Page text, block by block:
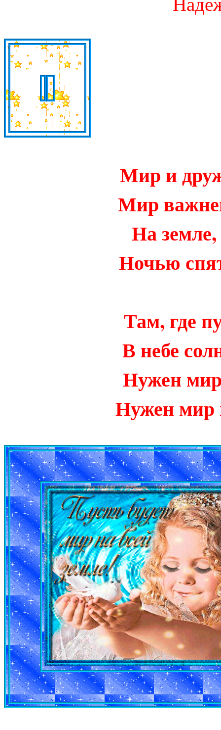
Мир и
Мир
На
Ночью
Там, где
В небе
Нужен мир
Нужен мир